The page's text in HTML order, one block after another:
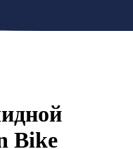
Bike